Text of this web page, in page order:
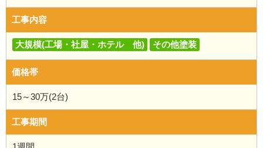
工事内容
大規模(工場・社屋・ホテル 他) その他塗装
価格帯
15～30万(2台)
工事期間